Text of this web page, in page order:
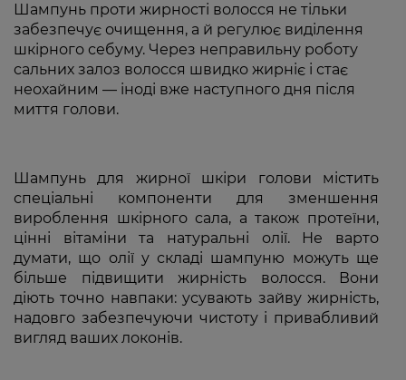
Шампунь проти жирності волосся не тільки
забезпечує очищення, а й регулює виділення
шкірного себуму. Через неправильну роботу
сальних залоз волосся швидко жирніє і стає
неохайним — іноді вже наступного дня після
миття голови.
Шампунь для жирної шкіри голови містить
спеціальні компоненти для зменшення
вироблення шкірного сала, а також протеїни,
цінні вітаміни та натуральні олії. Не варто
думати, що олії у складі шампуню можуть ще
більше підвищити жирність волосся. Вони
діють точно навпаки: усувають зайву жирність,
надовго забезпечуючи чистоту і привабливий
вигляд ваших локонів.